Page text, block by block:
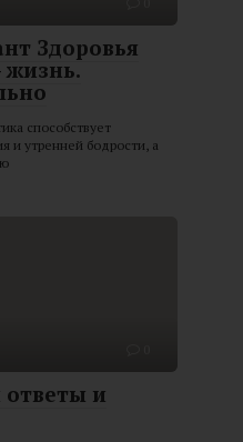
Здоровья
жизнь.
способствует
и утренней бодрости, а
и